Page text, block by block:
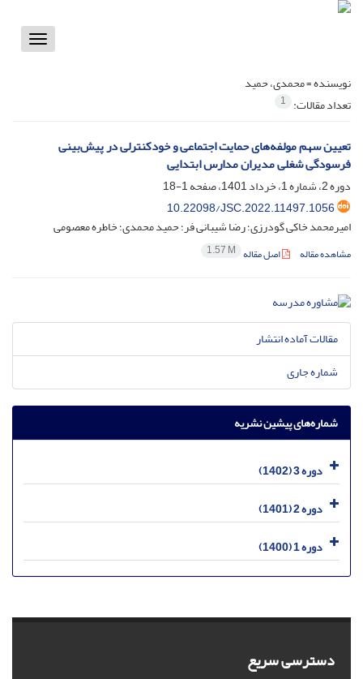
Toggle
نویسنده =محمدی، حمید
تعداد مقالات: 1
تعیین سهم مولفه‌های حمایت اجتماعی و خودکنترلی در پیش‌بینی
فرسودگی شغلی مدیران مدارس ابتدایی
دوره 2، شماره 1، خرداد 1401، صفحه
1-18
10.22098/JSC.2022.11497.1056
امیرمحمد خاکی گودرزی؛ رضا شیبانی فر؛ حمید محمدی؛ خاطره معصومی
مشاهده مقاله اصل مقاله 1.57 M
مقالات آماده انتشار
شماره جاری
شماره‌های پیشین نشریه
دوره 3 (1402)
دوره 2 (1401)
دوره 1 (1400)
دسترسی سریع